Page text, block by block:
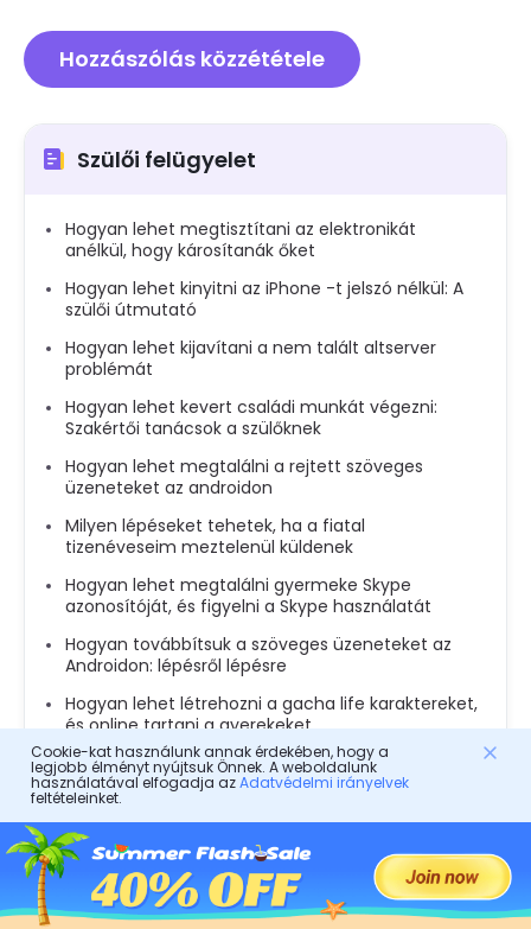
Szülői felügyelet
Hogyan lehet megtisztítani az elektronikát
anélkül, hogy károsítanák őket
Hogyan lehet kinyitni az iPhone -t jelszó nélkül: A
szülői útmutató
Hogyan lehet kijavítani a nem talált altserver
problémát
Hogyan lehet kevert családi munkát végezni:
Szakértői tanácsok a szülőknek
Hogyan lehet megtalálni a rejtett szöveges
üzeneteket az androidon
Milyen lépéseket tehetek, ha a fiatal
tizenéveseim meztelenül küldenek
Hogyan lehet megtalálni gyermeke Skype
azonosítóját, és figyelni a Skype használatát
Hogyan továbbítsuk a szöveges üzeneteket az
Androidon: lépésről lépésre
Hogyan lehet létrehozni a gacha life karaktereket,
és online tartani a gyerekeket
Gmail létrehozása: Hogyan készítsünk Gmail -
fiókot a gyereknek
Cookie-kat használunk annak érdekében, hogy a
legjobb élményt nyújtsuk Önnek. A weboldalunk
használatával elfogadja azAdatvédelmi irányelvek
feltételeinket.